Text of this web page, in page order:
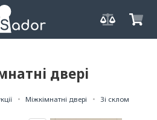
двері
Міжкімнатні двері Зі склом